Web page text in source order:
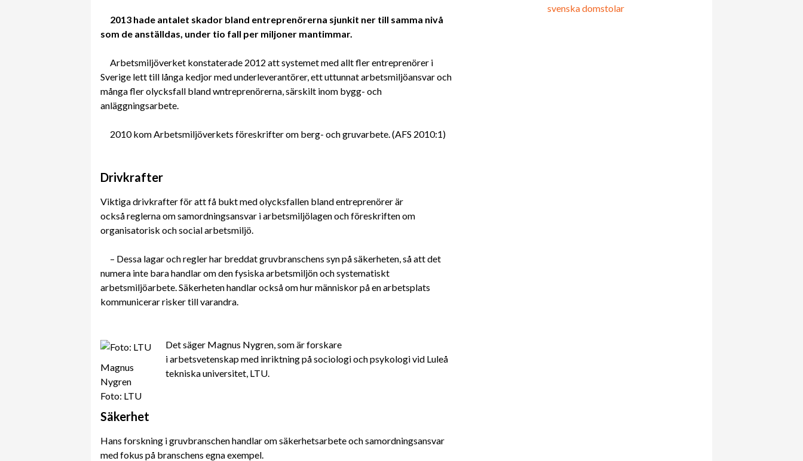
2013 hade antalet skador bland entreprenörerna sjunkit ner till samma nivå
som de anställdas, under tio fall per miljoner mantimmar.
Arbetsmiljöverket konstaterade 2012 att systemet med allt fler entreprenörer i
Sverige lett till långa kedjor med underleverantörer, ett uttunnat arbetsmiljöansvar och
många fler olycksfall bland wntreprenörerna, särskilt inom bygg- och
anläggningsarbete.
2010 kom Arbetsmiljöverkets föreskrifter om berg- och gruvarbete. (AFS 2010:1)
Drivkrafter
Viktiga drivkrafter för att få bukt med olycksfallen bland entreprenörer är
också reglerna om samordningsansvar i arbetsmiljölagen och föreskriften om
organisatorisk och social arbetsmiljö.
– Dessa lagar och regler har breddat gruvbranschens syn på säkerheten, så att det
numera inte bara handlar om den fysiska arbetsmiljön och systematiskt
arbetsmiljöarbete. Säkerheten handlar också om hur människor på en arbetsplats
kommunicerar risker till varandra.
Magnus
Nygren
Foto: LTU
Det säger Magnus Nygren, som är forskare
i arbetsvetenskap med inriktning på sociologi och psykologi vid Luleå
tekniska universitet, LTU.
Säkerhet
Hans forskning i gruvbranschen handlar om säkerhetsarbete och samordningsansvar
med fokus på branschens egna exempel.
svenska domstolar